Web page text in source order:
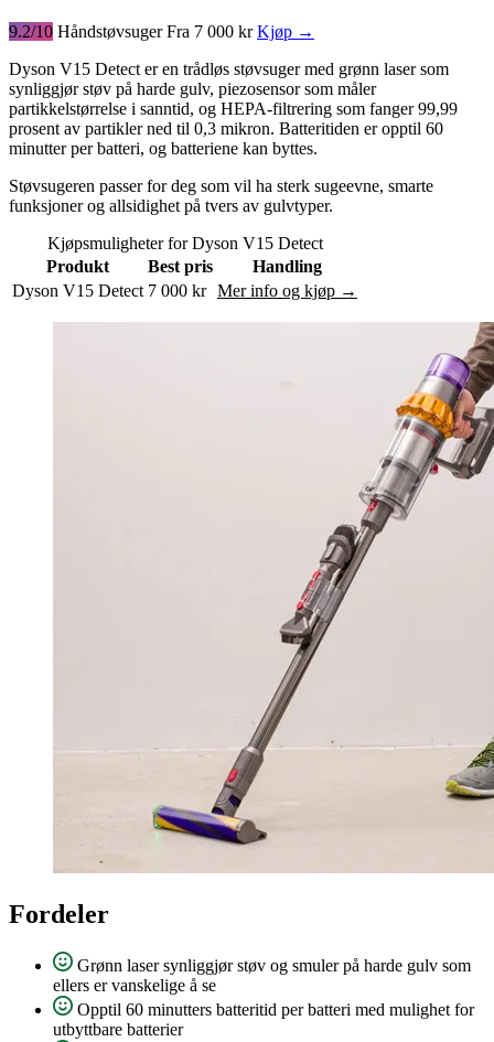
9.2/10 Håndstøvsuger Fra 7 000 kr Kjøp →
Dyson V15 Detect er en trådløs støvsuger med grønn laser som
synliggjør støv på harde gulv, piezosensor som måler
partikkelstørrelse i sanntid, og HEPA-filtrering som fanger 99,99
prosent av partikler ned til 0,3 mikron. Batteritiden er opptil 60
minutter per batteri, og batteriene kan byttes.
Støvsugeren passer for deg som vil ha sterk sugeevne, smarte
funksjoner og allsidighet på tvers av gulvtyper.
Kjøpsmuligheter for Dyson V15 Detect
Produkt
Best pris
Handling
Dyson V15 Detect 7 000 kr Mer info og kjøp →
Fordeler
Grønn laser synliggjør støv og smuler på harde gulv som
ellers er vanskelige å se
Opptil 60 minutters batteritid per batteri med mulighet for
utbyttbare batterier